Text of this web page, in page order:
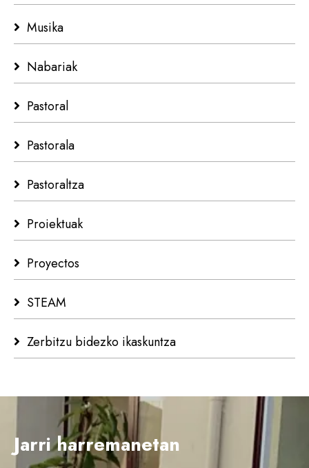
Musika
Nabariak
Pastoral
Pastorala
Pastoraltza
Proiektuak
Proyectos
STEAM
Zerbitzu bidezko ikaskuntza
Jarri harremanetan